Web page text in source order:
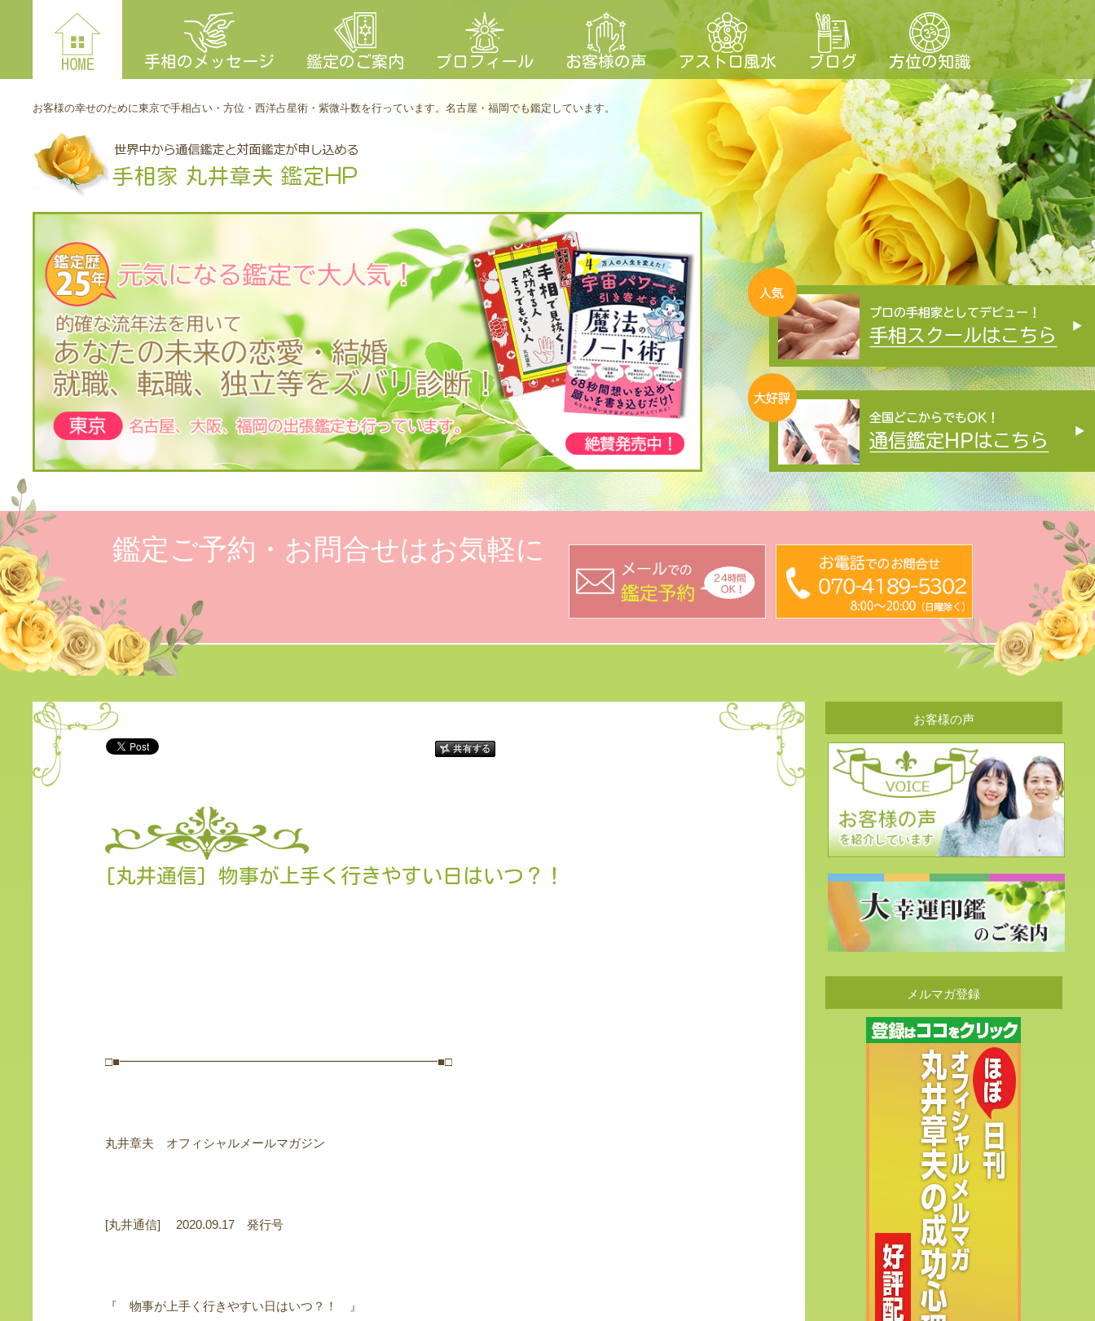
HOME 手相のメッセージ 鑑定のご案内 プロフィール お客様の声 アストロ風水 ブログ 方位の知識
お客様の幸せのために東京で手相占い・方位・西洋占星術・紫微斗数を行っています。名古屋・福岡でも鑑定しています。
鑑定ご予約・お問合せはお気軽に
[丸井通信] 物事が上手く行きやすい日はいつ？！
□■━━━━━━━━━━━━━━━━━━━━━━━━━━■□
丸井章夫 オフィシャルメールマガジン
[丸井通信] 2020.09.17 発行号
『 物事が上手く行きやすい日はいつ？！ 』
お客様の声
メルマガ登録